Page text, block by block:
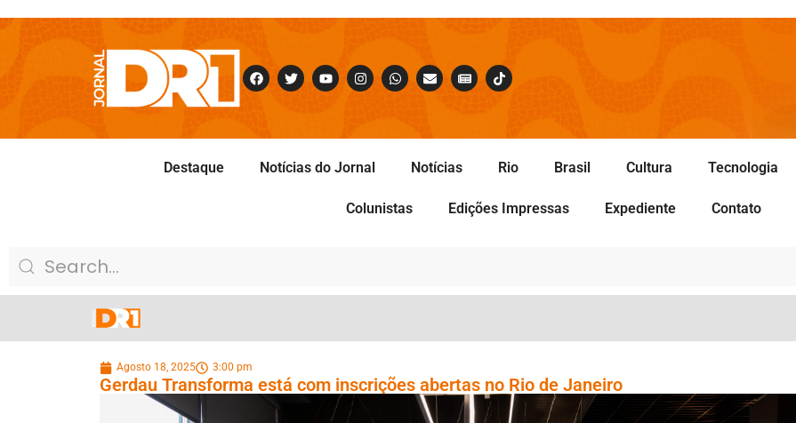
Destaque Notícias do Jornal Notícias Rio Brasil Cultura Tecnologia
Colunistas Edições Impressas Expediente Contato
Agosto 18, 2025 3:00 pm
Gerdau Transforma está com inscrições abertas no Rio de Janeiro